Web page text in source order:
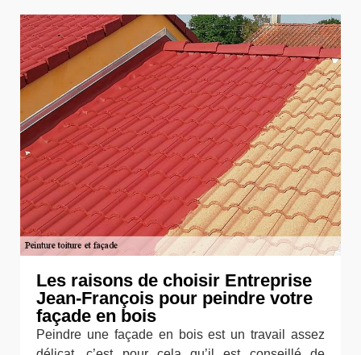
Les raisons de choisir Entreprise
Jean-François pour peindre votre
façade en bois
Peindre une façade en bois est un travail assez